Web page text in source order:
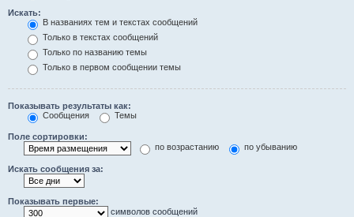
Искать:
В названиях тем и текстах сообщений
Только в текстах сообщений
Только по названию темы
Только в первом сообщении темы
Показывать результаты как:
Сообщения
Темы
Поле сортировки:
по возрастанию
по убыванию
Искать сообщения за:
Показывать первые:
символов сообщений